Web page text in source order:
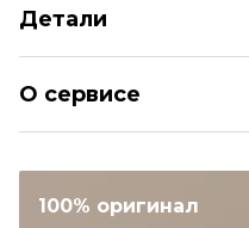
Детали
Категория
О сервисе
100% оригинал